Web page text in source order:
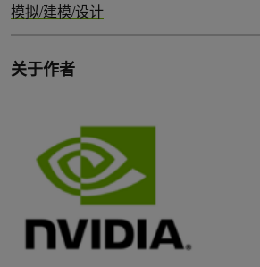
模拟/建模/设计
关于作者